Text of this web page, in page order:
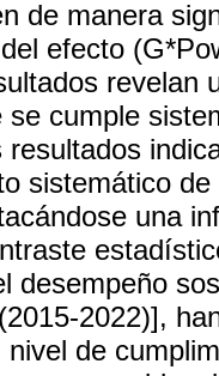
de manera
efecto
revelan
se cumple
resultados
sistemático
una
desempeño
2022)],
nivel de